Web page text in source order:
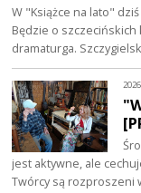
W "Książce na lato"
Będzie o szczecińskich
dramaturga.
jest aktywne, ale
Twórcy są rozproszeni